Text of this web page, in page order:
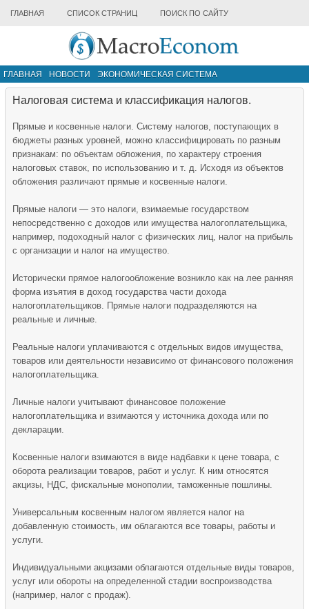
ГЛАВНАЯ СПИСОК СТРАНИЦ ПОИСК ПО САЙТУ
ГЛАВНАЯ НОВОСТИ
ЭКОНОМИЧЕСКАЯ СИСТЕМА
ИНФРАСТРУКТУРА РЫНКА
Налоговая система и классификация налогов.
Прямые и косвенные налоги. Систему налогов, поступающих в
бюджеты разных уровней, можно классифицировать по разным
признакам: по объектам обложения, по характеру строения
налоговых ставок, по использованию и т. д. Исходя из объектов
обложения различают прямые и косвенные налоги.
Прямые налоги — это налоги, взимаемые государством
непосредственно с доходов или имущества налогоплательщика,
например, подоходный налог с физических лиц, налог на прибыль
с организации и налог на имущество.
Исторически прямое налогообложение возникло как на лее ранняя
форма изъятия в доход государства части дохода
налогоплательщиков. Прямые налоги подразделяются на
реальные и личные.
Реальные налоги уплачиваются с отдельных видов имущества,
товаров или деятельности независимо от финансового положения
налогоплательщика.
Личные налоги учитывают финансовое положение
налогоплательщика и взимаются у источника дохода или по
декларации.
Косвенные налоги взимаются в виде надбавки к цене товара, с
оборота реализации товаров, работ и услуг. К ним относятся
акцизы, НДС, фискальные монополии, таможенные пошлины.
Универсальным косвенным налогом является налог на
добавленную стоимость, им облагаются все товары, работы и
услуги.
Индивидуальными акцизами облагаются отдельные виды товаров,
услуг или обороты на определенной стадии воспроизводства
(например, налог с продаж).